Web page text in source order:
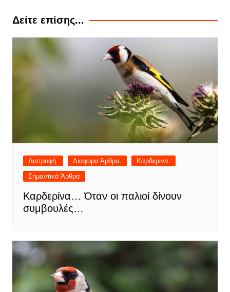
Δείτε επίσης...
Διατροφή. Διαφορα Άρθρα.
Καρδερινα.
Σημαντικά Άρθρα
Καρδερίνα… Όταν οι παλιοί δίνουν
συμβουλές…